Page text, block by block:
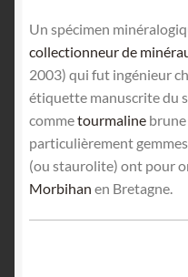
Un spécimen
collectionneur de
2003) qui fut ingénieur
étiquette manuscrite du
commetourmaline
particulièrement
(ou staurolite) ont pour
Morbihan en Bretagne.